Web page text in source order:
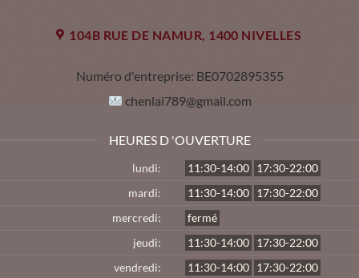
104B RUE DE NAMUR, 1400 NIVELLES
Numéro d'entreprise: BE0702895355
chenlai789@gmail.com
HEURES D 'OUVERTURE
lundi: 11:30-14:00 17:30-22:00
mardi:
11:30-14:00 17:30-22:00
mercredi:
fermé
jeudi:
11:30-14:00 17:30-22:00
vendredi:
11:30-14:00 17:30-22:00